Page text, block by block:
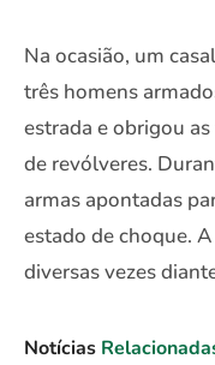
Na ocasião, um
três homens
estrada e obrigou
de revólveres.
armas apontadas
estado de choque.
diversas vezes
Notícias